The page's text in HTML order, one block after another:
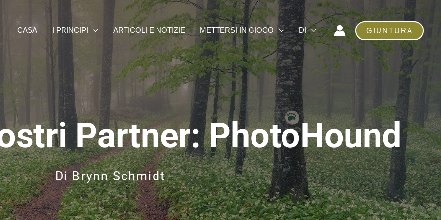
CASA I PRINCIPI ARTICOLI E NOTIZIE METTERSI IN GIOCO DI GIUNTURA
Partner: PhotoHound
DiBrynn Schmidt